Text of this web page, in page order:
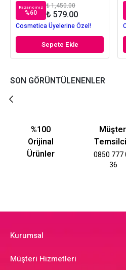
Kazancınız
%60
₺ 1,450.00
₺ 579.00
Cosmetica Üyelerine Özel!
Sepete Ekle
SON GÖRÜNTÜLENENLER
%100
Orijinal
Ürünler
0850 777
36
Kurumsal
Müşteri Hizmetleri